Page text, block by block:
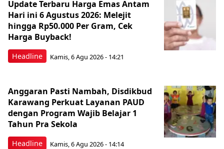
Headline
Update Terbaru Harga Emas Antam
Hari ini 6 Agustus 2026: Melejit
hingga Rp50.000 Per Gram, Cek
Harga Buyback!
Kamis, 6 Agu 2026 - 14:21
Headline
Anggaran Pasti Nambah, Disdikbud
Karawang Perkuat Layanan PAUD
dengan Program Wajib Belajar 1
Tahun Pra Sekola
Kamis, 6 Agu 2026 - 14:14